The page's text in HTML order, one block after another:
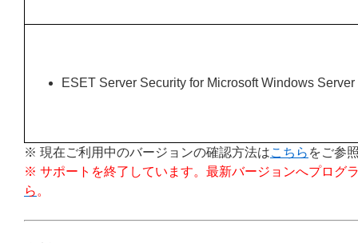
ESET Server Security for Microsoft Windows Server
※ 現在ご利用中のバージョンの確認方法はこちら をご参
※ サポートを終了しています。最新バージョンへプログ
ら 。